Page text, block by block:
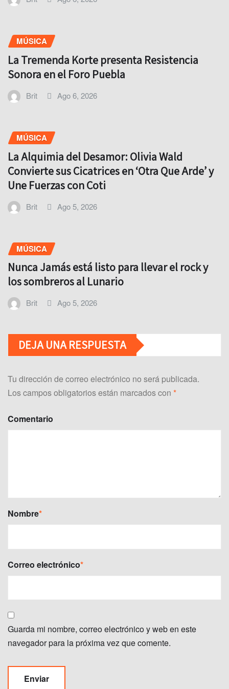
MÚSICA
La Tremenda Korte presenta Resistencia
Sonora en el Foro Puebla
Brit Ago 6, 2026
MÚSICA
La Alquimia del Desamor: Olivia Wald
Convierte sus Cicatrices en ‘Otra Que Arde’ y
Une Fuerzas con Coti
Brit Ago 5, 2026
MÚSICA
Nunca Jamás está listo para llevar el rock y
los sombreros al Lunario
Brit Ago 5, 2026
DEJA UNA RESPUESTA
Tu dirección de correo electrónico no será publicada.
Los campos obligatorios están marcados con *
Comentario
Nombre*
Correo electrónico*
Guarda mi nombre, correo electrónico y web en este
navegador para la próxima vez que comente.